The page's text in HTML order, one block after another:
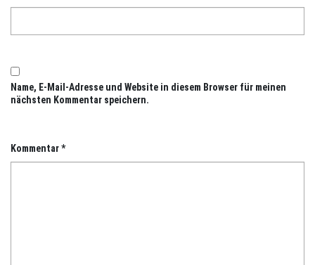
Name, E-Mail-Adresse und Website in diesem Browser für meinen
nächsten Kommentar speichern.
Kommentar*